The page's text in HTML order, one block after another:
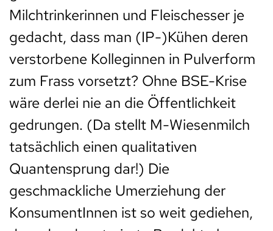
Milchtrinkerinnen und Fleischesser je
gedacht, dass man (IP-)Kühen deren
verstorbene Kolleginnen in Pulverform
zum Frass vorsetzt? Ohne BSE-Krise
wäre derlei nie an die Öffentlichkeit
gedrungen. (Da stellt M-Wiesenmilch
tatsächlich einen qualitativen
Quantensprung dar!) Die
geschmackliche Umerziehung der
KonsumentInnen ist so weit gediehen,